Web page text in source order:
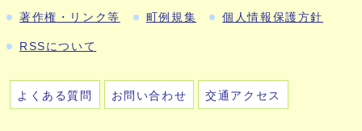
著作権・リンク等 町例規集 個人情報保護方針
RSSについて
よくある質問 お問い合わせ 交通アクセス